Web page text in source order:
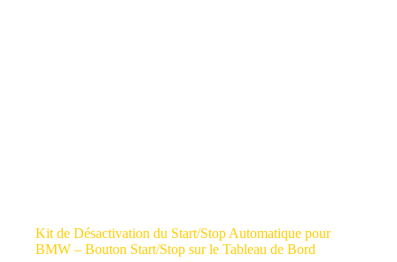
Kit de Désactivation du Start/Stop Automatique pour
BMW – Bouton Start/Stop sur le Tableau de Bord